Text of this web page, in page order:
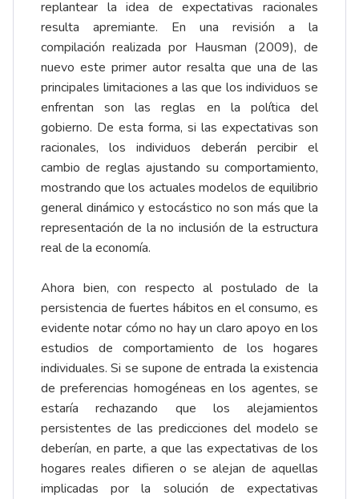
replantear la idea de expectativas racionales
resulta apremiante. En una revisión a la
compilación realizada por Hausman (2009), de
nuevo este primer autor resalta que una de las
principales limitaciones a las que los individuos se
enfrentan son las reglas en la política del
gobierno. De esta forma, si las expectativas son
racionales, los individuos deberán percibir el
cambio de reglas ajustando su comportamiento,
mostrando que los actuales modelos de equilibrio
general dinámico y estocástico no son más que la
representación de la no inclusión de la estructura
real de la economía.
Ahora bien, con respecto al postulado de la
persistencia de fuertes hábitos en el consumo, es
evidente notar cómo no hay un claro apoyo en los
estudios de comportamiento de los hogares
individuales. Si se supone de entrada la existencia
de preferencias homogéneas en los agentes, se
estaría rechazando que los alejamientos
persistentes de las predicciones del modelo se
deberían, en parte, a que las expectativas de los
hogares reales difieren o se alejan de aquellas
implicadas por la solución de expectativas